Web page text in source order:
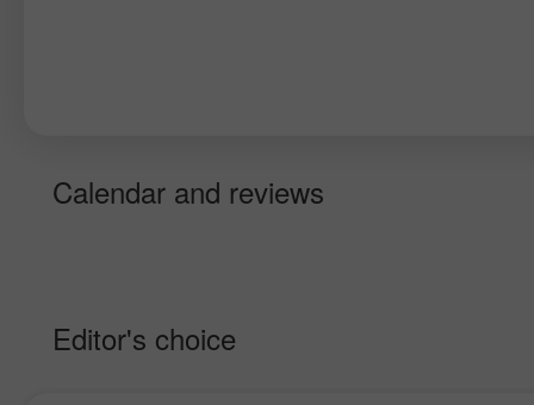
Calendar and reviews
Editor's choice